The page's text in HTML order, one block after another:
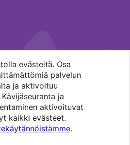
evästeitä. Osa
palvelun
ja aktivoituu
ja
aktivoituvat
kaikki evästeet.
.
MENOHAKU